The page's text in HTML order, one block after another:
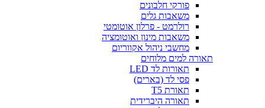
פורקי חלבונים
משאבות גלים
רולרמט - פרלון אוטומטי
משאבות מינון ואוטומציה
מחשבי ניהול אקווריום
תאורה למים מלוחים
תאורות לד LED
פסי לד (בארים)
תאורת T5
תאורה היברידית